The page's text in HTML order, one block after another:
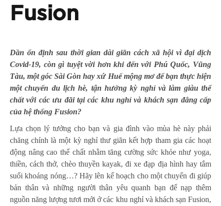
Fusion
Dần ổn định sau thời gian dài giãn cách xã hội vì đại dịch
Covid-19, còn gì tuyệt vời hơn khi đến với Phú Quốc, Vũng
Tàu, một góc Sài Gòn hay xứ Huế mộng mơ để bạn thực hiện
một chuyến du lịch hè, tận hưởng kỳ nghỉ và làm giàu thể
chất với các ưu đãi tại các khu nghỉ và khách sạn đẳng cấp
của hệ thống Fusion?
Lựa chọn lý tưởng cho bạn và gia đình vào mùa hè này phải
chăng chính là một kỳ nghỉ thư giãn kết hợp tham gia các hoạt
động nâng cao thể chất nhằm tăng cường sức khỏe như yoga,
thiền, cách thở, chèo thuyền kayak, đi xe đạp địa hình hay tắm
suối khoáng nóng…? Hãy lên kế hoạch cho một chuyến đi giúp
bản thân và những người thân yêu quanh bạn để nạp thêm
nguồn năng lượng tươi mới ở các khu nghỉ và khách sạn Fusion,